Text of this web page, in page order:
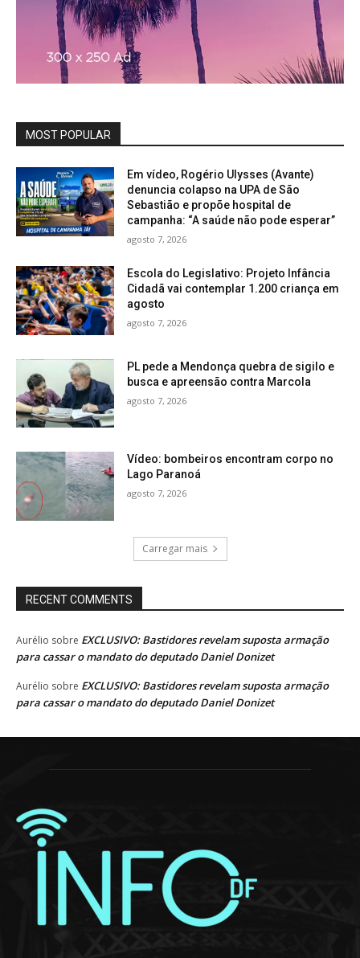
MOST POPULAR
Em vídeo, Rogério Ulysses (Avante)
denuncia colapso na UPA de São
Sebastião e propõe hospital de
campanha: “A saúde não pode esperar”
agosto 7, 2026
Escola do Legislativo: Projeto Infância
Cidadã vai contemplar 1.200 criança em
agosto
agosto 7, 2026
PL pede a Mendonça quebra de sigilo e
busca e apreensão contra Marcola
agosto 7, 2026
Vídeo: bombeiros encontram corpo no
Lago Paranoá
agosto 7, 2026
Carregar mais
RECENT COMMENTS
Aurélio sobre EXCLUSIVO: Bastidores revelam suposta armação
para cassar o mandato do deputado Daniel Donizet
Aurélio sobre EXCLUSIVO: Bastidores revelam suposta armação
para cassar o mandato do deputado Daniel Donizet